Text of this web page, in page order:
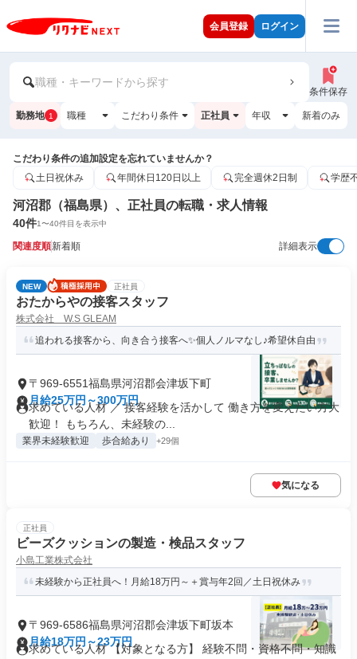
会員登録 ログイン
職種・キーワードから探す
条件保存
勤務地 1 職種 こだわり条件 正社員 年収 新着のみ
こだわり条件の追加設定を忘れていませんか？
土日祝休み
年間休日120日以上 完全週休2日制 学歴
河沼郡（福島県）、正社員の転職・求人情報
40件1〜40件目を表示中
関連度順新着順 詳細表示
NEW 正社員
おたからやの接客スタッフ
株式会社 W.S GLEAM
追われる接客から、向き合う接客へ✨個人ノルマなし♪希望休自由
〒969-6551福島県河沼郡会津坂下町
月給25万円～300万円
求めている人材 ／ 接客経験を活かして 働き方を変えたい方大
歓迎！ もちろん、未経験の...
業界未経験歓迎 歩合給あり +29個
気になる
正社員
ビーズクッションの製造・検品スタッフ
小島工業株式会社
未経験から正社員へ！月給18万円～＋賞与年2回／土日祝休み
〒969-6586福島県河沼郡会津坂下町坂本
月給18万円～23万円
求めている人材 【対象となる方】 経験不問・資格不問・知識